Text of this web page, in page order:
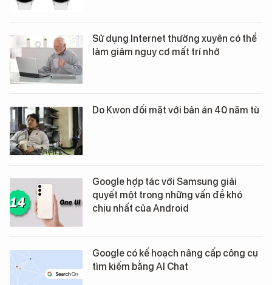
Sử dụng Internet thường xuyên có thể
làm giảm nguy cơ mất trí nhớ
Do Kwon đối mặt với bản án 40 năm tù
Google hợp tác với Samsung giải
quyết một trong những vấn đề khó
chịu nhất của Android
Google có kế hoạch nâng cấp công cụ
tìm kiếm bằng AI Chat